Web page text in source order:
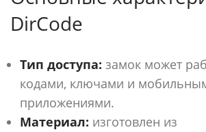
DirCode
Тип доступа: замок может
кодами, ключами и
приложениями.
Материал: изготовлен из